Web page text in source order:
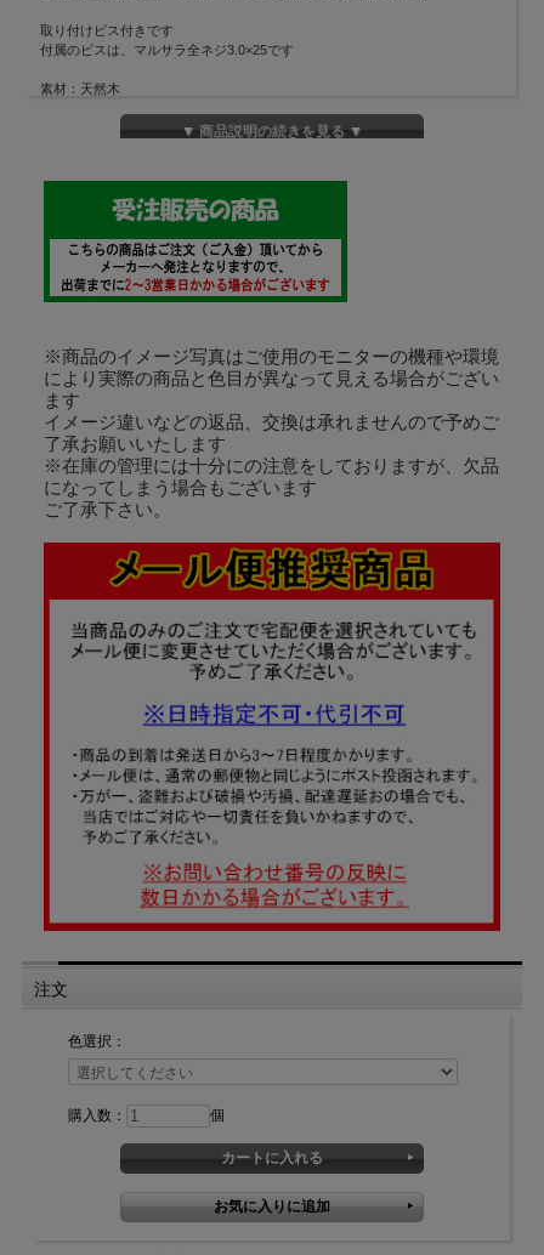
取り付けビス付きです
付属のビスは、マルサラ全ネジ3.0×25です
素材：天然木
▼ 商品説明の続きを見る ▼
※商品のイメージ写真はご使用のモニターの機種や環境
により実際の商品と色目が異なって見える場合がござい
ます
イメージ違いなどの返品、交換は承れませんので予めご
了承お願いいたします
※在庫の管理には十分にの注意をしておりますが、欠品
になってしまう場合もございます
ご了承下さい。
注文
色選択：
購入数： 個